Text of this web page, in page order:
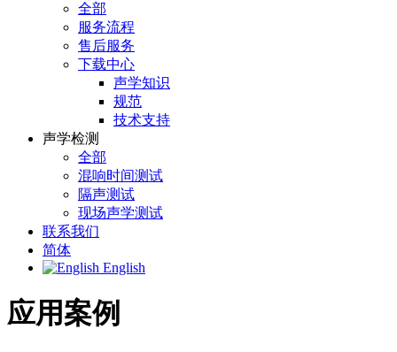
全部
服务流程
售后服务
下载中心
声学知识
规范
技术支持
声学检测
全部
混响时间测试
隔声测试
现场声学测试
联系我们
简体
English
应用案例